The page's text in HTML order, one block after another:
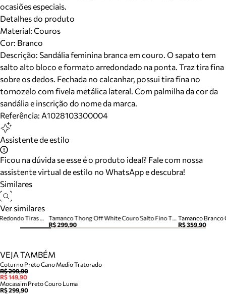
ocasiões especiais.
Detalhes do produto
Material: Couros
Cor: Branco
Descrição: Sandália feminina branca em couro. O sapato tem
salto alto bloco e formato arredondado na ponta. Traz tira fina
sobre os dedos. Fechada no calcanhar, possui tira fina no
tornozelo com fivela metálica lateral. Com palmilha da cor da
sandália e inscrição do nome da marca.
Referência: A1028103300004
Assistente de estilo
Ficou na dúvida se esse é o produto ideal? Fale com nossa
assistente virtual de estilo no WhatsApp e descubra!
Similares
Ver similares
Tamanco Thong Off White Couro Salto Fino Tira Dedo
R$ 299,90
Tamanco Branco
R$ 359,90
Sandália Rasteira Branca Bico Redondo Tiras Metais
VEJA TAMBÉM
Coturno Preto Cano Medio Tratorado
R$ 299,90
R$ 149,90
Mocassim Preto Couro Luma
R$ 299,90